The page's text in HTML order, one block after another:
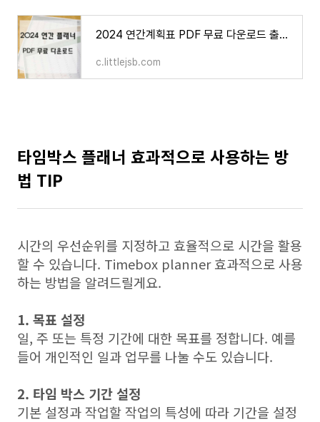
2024 연간계획표 PDF 무료 다운로드 출력 인쇄 4컬러
c.littlejsb.com
타임박스 플래너 효과적으로 사용하는 방
법 TIP
시간의 우선순위를 지정하고 효율적으로 시간을 활용
할 수 있습니다. Timebox planner 효과적으로 사용
하는 방법을 알려드릴게요.
1. 목표 설정
일, 주 또는 특정 기간에 대한 목표를 정합니다. 예를
들어 개인적인 일과 업무를 나눌 수도 있습니다.
2. 타임 박스 기간 설정
기본 설정과 작업할 작업의 특성에 따라 기간을 설정